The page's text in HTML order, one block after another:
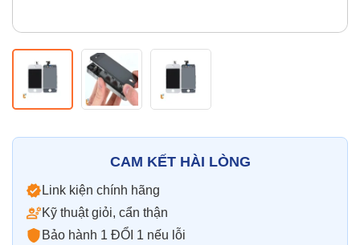
CAM KẾT HÀI LÒNG
Link kiện chính hãng
Kỹ thuật giỏi, cẩn thận
Bảo hành 1 ĐỔI 1 nếu lỗi